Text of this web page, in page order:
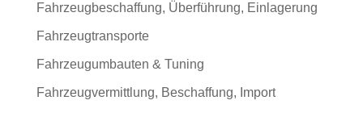
Fahrzeugbeschaffung, Überführung, Einlagerung
Fahrzeugtransporte
Fahrzeugumbauten & Tuning
Fahrzeugvermittlung, Beschaffung, Import